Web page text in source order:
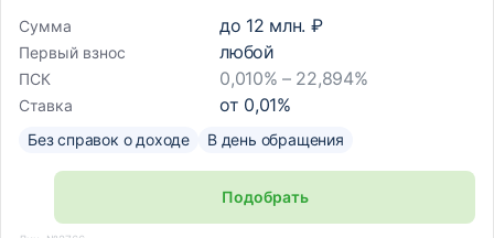
Сумма
до 12 млн. ₽
Первый взнос любой
ПСК 0,010% – 22,894%
Ставка от 0,01%
Без справок о доходе В день обращения
Подобрать